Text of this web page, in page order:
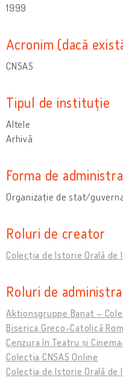
1999
Acronim (dacă
CNSAS
Tipul de instituție
Altele
Arhivă
Forma de
Organizație de stat/
Roluri de creator
Colecția de Istorie Orală de
Roluri de
Aktionsgruppe Banat –
Biserica Greco-Catolică
Cenzura în Teatru și
Colecția CNSAS Online
Colecția de Istorie Orală de